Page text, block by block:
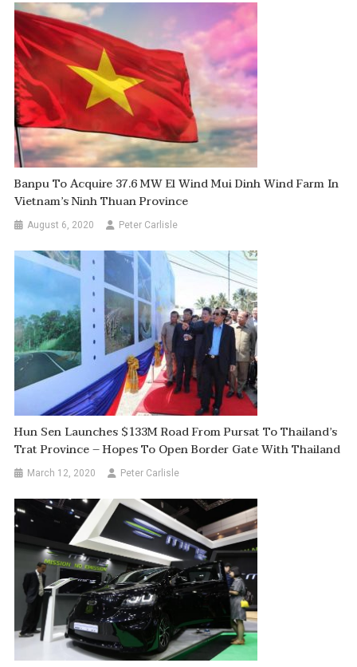
Banpu To Acquire 37.6 MW El Wind Mui Dinh Wind Farm In
Vietnam’s Ninh Thuan Province
August 6, 2020 Peter Carlisle
Hun Sen Launches $133M Road From Pursat To Thailand’s
Trat Province – Hopes To Open Border Gate With Thailand
March 12, 2020 Peter Carlisle